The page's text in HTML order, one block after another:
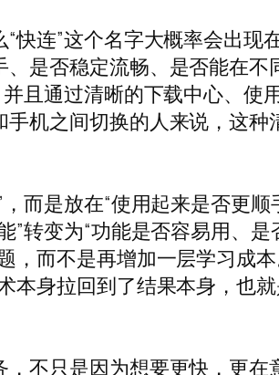
快连”这个名字大概率会出现
是否稳定流畅、是否能在不
且通过清晰的下载中心、使
机之间切换的人来说，这种
而是放在“使用起来是否更顺
转变为“功能是否容易用、是
，而不是再增加一层学习成
身拉回到了结果本身，也就
不只是因为想要更快，更在